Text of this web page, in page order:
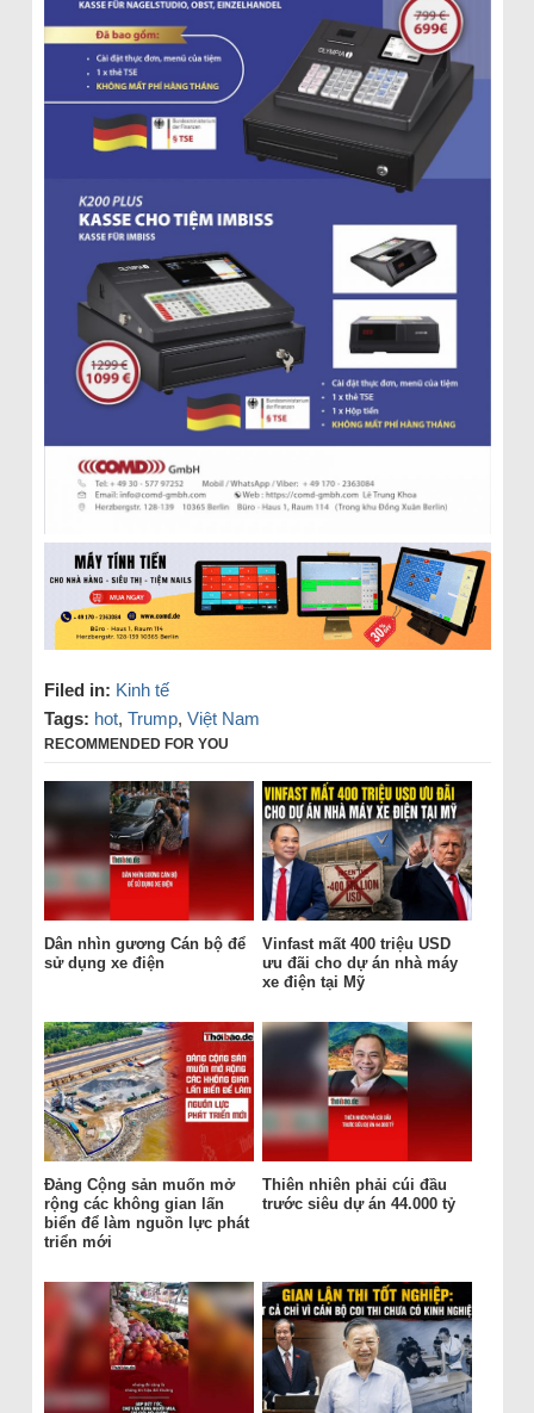
Filed in: Kinh tế
Tags: hot, Trump, Việt Nam
RECOMMENDED FOR YOU
Dân nhìn gương Cán bộ để
sử dụng xe điện
Vinfast mất 400 triệu USD
ưu đãi cho dự án nhà máy
xe điện tại Mỹ
Đảng Cộng sản muốn mở
rộng các không gian lấn
biển để làm nguồn lực phát
triển mới
Thiên nhiên phải cúi đầu
trước siêu dự án 44.000 tỷ